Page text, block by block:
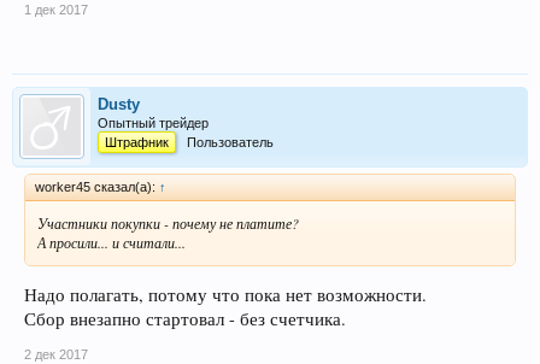
1 дек 2017
Dusty
Опытный трейдер
Штрафник
Пользователь
worker45 сказал(а): ↑
Участники покупки - почему не платите?
А просили... и считали...
Надо полагать, потому что пока нет возможности.
Сбор внезапно стартовал - без счетчика.
2 дек 2017